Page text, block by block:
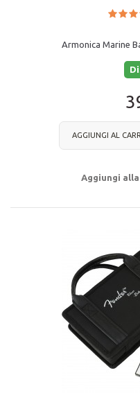
Armonica Marine
AGGIUNGI AL
Aggiungi